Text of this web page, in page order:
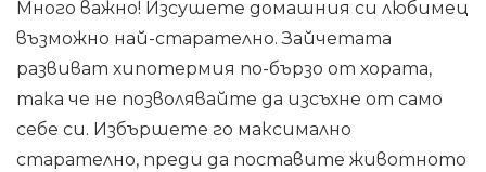
Много важно! Изсушете домашния си любимец
възможно най-старателно. Зайчетата
развиват хипотермия по-бързо от хората,
така че не позволявайте да изсъхне от само
себе си. Избършете го максимално
старателно, преди да поставите животното